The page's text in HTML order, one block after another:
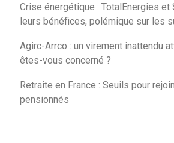
Crise énergétique : TotalEnergies
leurs bénéfices, polémique sur les
Agirc-Arrco : un virement inattendu
êtes-vous concerné ?
Retraite en France : Seuils pour
pensionnés